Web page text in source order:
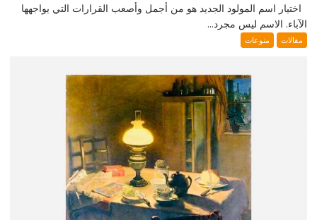
اختيار اسم المولود الجديد هو من أجمل وأصعب القرارات التي يواجهها
الآباء. الاسم ليس مجرد...
مقالات منوعات